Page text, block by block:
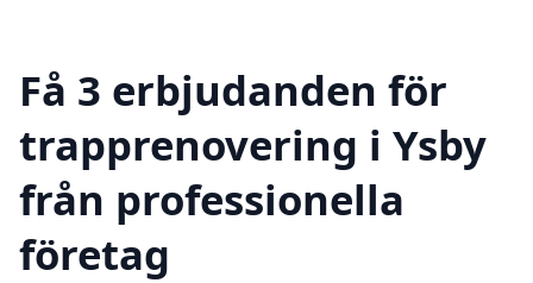
Få 3 erbjudanden för
trapprenovering i Ysby
från professionella
företag